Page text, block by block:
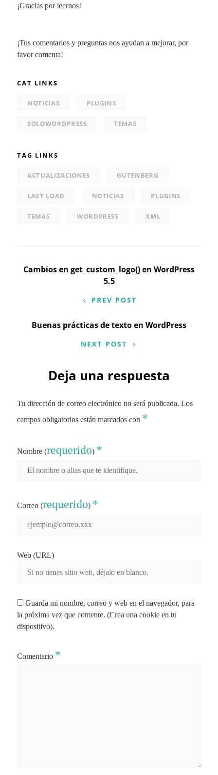
¡Gracias por leernos!
¡Tus comentarios y preguntas nos ayudan a mejorar, por
favor comenta!
CAT LINKS
NOTICIAS PLUGINS
SOLOWORDPRESS TEMAS
TAG LINKS
ACTUALIZACIONES GUTENBERG
LAZY LOAD NOTICIAS PLUGINS
TEMAS WORDPRESS XML
Navegación
Cambios en get_custom_logo() en WordPress
5.5
PREV POST
Buenas prácticas de texto en WordPress
NEXT POST
Deja una respuesta
Tu dirección de correo electrónico no será publicada. Los
campos obligatorios están marcados con *
Nombre (requerido) *
Correo (requerido) *
Web (URL)
Guarda mi nombre, correo y web en el navegador, para
la próxima vez que comente. (Crea una cookie en tu
dispositivo).
Comentario *